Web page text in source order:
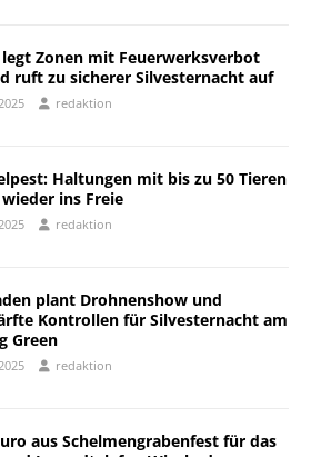
Zonen mit Feuerwerksverbot
ruft zu sicherer Silvesternacht auf
redaktion
Haltungen mit bis zu 50 Tieren
ins Freie
redaktion
plant Drohnenshow und
Kontrollen für Silvesternacht am
Green
redaktion
aus Schelmengrabenfest für das